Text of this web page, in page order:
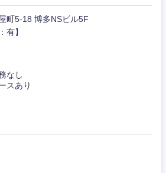
町5-18 博多NSビル5F
有】
なし
スあり